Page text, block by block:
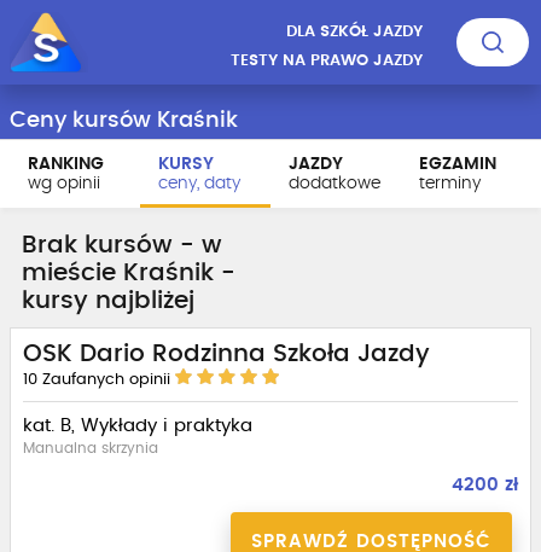
DLA SZKÓŁ JAZDY
TESTY NA PRAWO JAZDY
Ceny kursów Kraśnik
RANKING
wg opinii
KURSY
ceny, daty
JAZDY
dodatkowe
EGZAMIN
terminy
Brak kursów - w
mieście Kraśnik -
kursy najbliżej
OSK Dario Rodzinna Szkoła Jazdy
10 Zaufanych opinii
kat. B, Wykłady i praktyka
Manualna skrzynia
4200 zł
SPRAWDŹ DOSTĘPNOŚĆ